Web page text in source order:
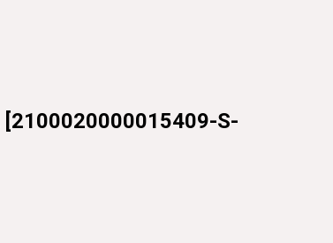
[2100020000015409-S-